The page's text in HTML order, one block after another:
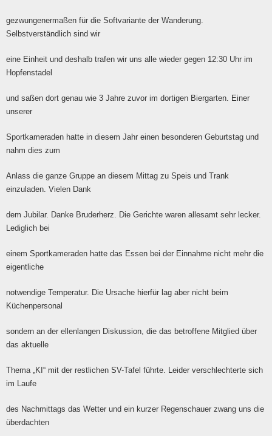
gezwungenermaßen für die Softvariante der Wanderung.
Selbstverständlich sind wir
eine Einheit und deshalb trafen wir uns alle wieder gegen 12:30 Uhr im
Hopfenstadel
und saßen dort genau wie 3 Jahre zuvor im dortigen Biergarten. Einer
unserer
Sportkameraden hatte in diesem Jahr einen besonderen Geburtstag und
nahm dies zum
Anlass die ganze Gruppe an diesem Mittag zu Speis und Trank
einzuladen. Vielen Dank
dem Jubilar. Danke Bruderherz. Die Gerichte waren allesamt sehr lecker.
Lediglich bei
einem Sportkameraden hatte das Essen bei der Einnahme nicht mehr die
eigentliche
notwendige Temperatur. Die Ursache hierfür lag aber nicht beim
Küchenpersonal
sondern an der ellenlangen Diskussion, die das betroffene Mitglied über
das aktuelle
Thema „KI“ mit der restlichen SV-Tafel führte. Leider verschlechterte sich
im Laufe
des Nachmittags das Wetter und ein kurzer Regenschauer zwang uns die
überdachten